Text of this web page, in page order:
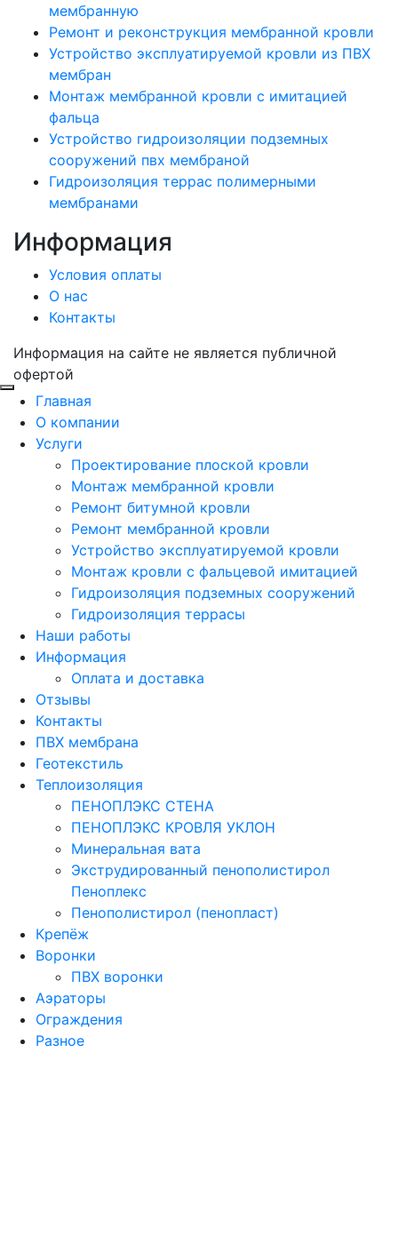
мембранную
Ремонт и реконструкция мембранной кровли
Устройство эксплуатируемой кровли из ПВХ
мембран
Монтаж мембранной кровли с имитацией
фальца
Устройство гидроизоляции подземных
сооружений пвх мембраной
Гидроизоляция террас полимерными
мембранами
Информация
Условия оплаты
О нас
Контакты
Информация на сайте не является публичной
офертой
Главная
О компании
Услуги
Проектирование плоской кровли
Монтаж мембранной кровли
Ремонт битумной кровли
Ремонт мембранной кровли
Устройство эксплуатируемой кровли
Монтаж кровли с фальцевой имитацией
Гидроизоляция подземных сооружений
Гидроизоляция террасы
Наши работы
Информация
Оплата и доставка
Отзывы
Контакты
ПВХ мембрана
Геотекстиль
Теплоизоляция
ПЕНОПЛЭКС СТЕНА
ПЕНОПЛЭКС КРОВЛЯ УКЛОН
Минеральная вата
Экструдированный пенополистирол
Пеноплекс
Пенополистирол (пенопласт)
Крепёж
Воронки
ПВХ воронки
Аэраторы
Ограждения
Разное